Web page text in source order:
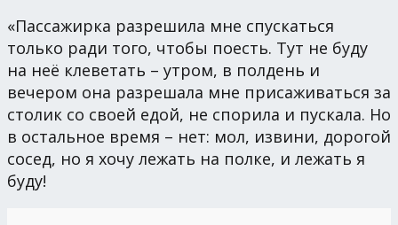
«Пассажирка разрешила мне спускаться
только ради того, чтобы поесть. Тут не буду
на неё клеветать – утром, в полдень и
вечером она разрешала мне присаживаться за
столик со своей едой, не спорила и пускала. Но
в остальное время – нет: мол, извини, дорогой
сосед, но я хочу лежать на полке, и лежать я
буду!